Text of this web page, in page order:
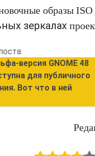
образы
зеркалах
версия GNOME 48
для публичного
Вот что в ней